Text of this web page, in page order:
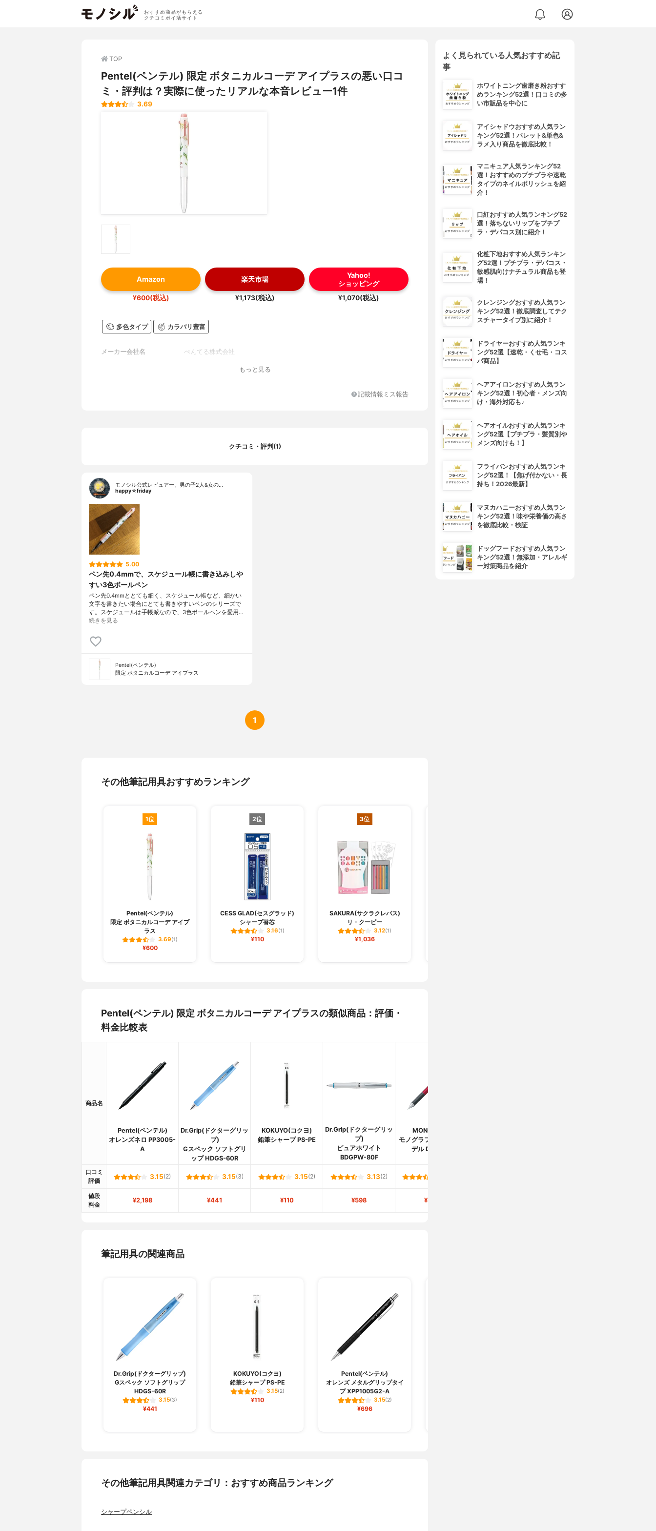
おすすめ商品がもらえる
クチコミポイ活サイト
TOP
Pentel(ペンテル) 限定 ボタニカルコーデ アイプラスの悪い口コ
ミ・評判は？実際に使ったリアルな本音レビュー1件
3.69
Amazon
¥600(税込)
楽天市場
¥1,173(税込)
Yahoo!
ショッピング
¥1,070(税込)
多色タイプ カラバリ豊富
メーカー会社名 ぺんてる株式会社
もっと見る
記載情報ミス報告
クチコミ・評判(1)
モノシル公式レビュアー、男の子2人&女の…
happy☆friday
5.00
ペン先0.4mmで、スケジュール帳に書き込みしや
すい3色ボールペン
ペン先0.4mmととても細く、スケジュール帳など、細かい
文字を書きたい場合にとても書きやすいペンのシリーズで
す。スケジュールは手帳派なので、3色ボールペンを愛用…
続きを見る
Pentel(ペンテル)
限定 ボタニカルコーデ アイプラス
1
その他筆記用具おすすめランキング
1位
Pentel(ペンテル)
限定 ボタニカルコーデ アイプ
ラス
3.69(1)
¥600
2位
CESS GLAD(セスグラッド)
シャープ替芯
3.16(1)
¥110
3位
SAKURA(サクラクレパス)
リ・クーピー
3.12(1)
¥1,036
Pentel(ペンテル) 限定 ボタニカルコーデ アイプラスの類似商品：評価・
料金比較表
商品名
Pentel(ペンテル)
オレンズネロ PP3005-
A
Dr.Grip(ドクターグリッ
プ)
Gスペック ソフトグリ
ップ HDGS-60R
KOKUYO(コクヨ)
鉛筆シャープ PS-PE
Dr.Grip(ドクターグリッ
プ)
ピュアホワイト
BDGPW-80F
MONO(モノ)
モノグラフ グリップモ
デル DPA-141
口コミ
評価
3.15(2) 3.15(3) 3.15(2) 3.13(2)
値段
料金
¥2,198 ¥441 ¥110 ¥598 ¥314
筆記用具の関連商品
Dr.Grip(ドクターグリップ)
Gスペック ソフトグリップ
HDGS-60R
3.15(3)
¥441
KOKUYO(コクヨ)
鉛筆シャープ PS-PE
3.15(2)
¥110
Pentel(ペンテル)
オレンズ メタルグリップタイ
プ XPP1005G2-A
3.15(2)
¥696
その他筆記用具関連カテゴリ：おすすめ商品ランキング
シャープペンシル
よく見られている人気おすすめ記
事
ホワイトニング歯磨き粉おすす
めランキング52選！口コミの多
い市販品を中心に
アイシャドウおすすめ人気ラン
キング52選！パレット&単色&
ラメ入り商品を徹底比較！
マニキュア人気ランキング52
選！おすすめのプチプラや速乾
タイプのネイルポリッシュを紹
介！
口紅おすすめ人気ランキング52
選！落ちないリップをプチプ
ラ・デパコス別に紹介！
化粧下地おすすめ人気ランキン
グ52選！プチプラ・デパコス・
敏感肌向けナチュラル商品も登
場！
クレンジングおすすめ人気ラン
キング52選！徹底調査してテク
スチャータイプ別に紹介！
ドライヤーおすすめ人気ランキ
ング52選【速乾・くせ毛・コス
パ商品】
ヘアアイロンおすすめ人気ラン
キング52選！初心者・メンズ向
け・海外対応も♪
ヘアオイルおすすめ人気ランキ
ング52選【プチプラ・髪質別や
メンズ向けも！】
フライパンおすすめ人気ランキ
ング52選！【焦げ付かない・長
持ち！2026最新】
マヌカハニーおすすめ人気ラン
キング52選！味や栄養価の高さ
を徹底比較・検証
ドッグフードおすすめ人気ラン
キング52選！無添加・アレルギ
ー対策商品を紹介